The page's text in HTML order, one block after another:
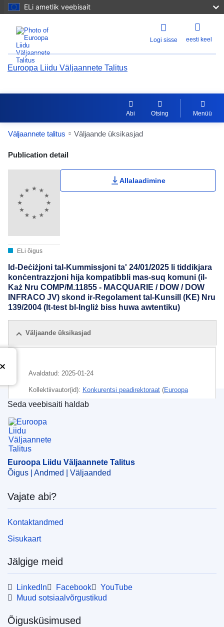
ELi ametlik veebisait
Logi sisse eesti keel
Euroopa Liidu Väljaannete Talitus
Abi Otsing Menüü
Väljaannete talitus Väljaande üksikasjad
Publication Detail Actions Portlet
Kasutaja hinnang
Publication detail
ELi õigus
Allalaadimine
Id-Deċiżjoni tal-Kummissjoni ta' 24/01/2025 li tiddikjara
konċentrazzjoni hija kompatibbli mas-suq komuni (il-
Każ Nru COMP/M.11855 - MACQUARIE / DOW / DOW
INFRACO JV) skond ir-Regolament tal-Kunsill (KE) Nru
139/2004 (It-test bl-Ingliż biss huwa awtentiku)
Väljaande üksikasjad
Avaldatud: 2025-01-24
Kollektiivautor(id): Konkurentsi peadirektoraat (Euroopa
Komisjon), Euroopa Komisjon
Euroopa Liidu Väljaannete Talitus
Seda veebisaiti haldab
Euroopa Liidu Väljaannete Talitus
Õigus | Andmed | Väljaanded
Vajate abi?
Kontaktandmed
Sisukaart
Jälgige meid
LinkedIn Facebook
YouTube
Muud sotsiaalvõrgustikud
Õigusküsimused